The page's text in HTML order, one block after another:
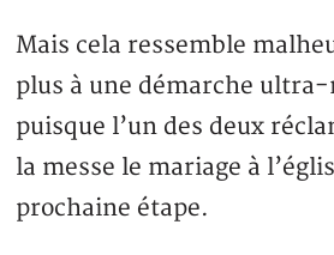
Mais cela ressemble
plus à une démarche
puisque l’un des deux
la messe le mariage à
prochaine étape.